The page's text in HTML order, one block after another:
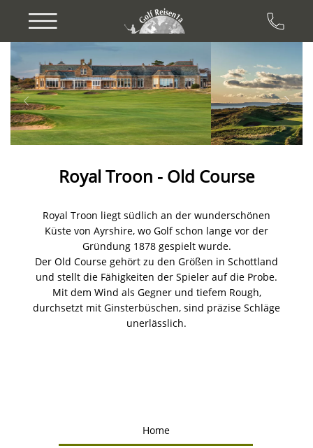
Previous
Royal Troon - Old Course
Royal Troon liegt südlich an der wunderschönen
Küste von Ayrshire, wo Golf schon lange vor der
Gründung 1878 gespielt wurde.
Der Old Course gehört zu den Größen in Schottland
und stellt die Fähigkeiten der Spieler auf die Probe.
Mit dem Wind als Gegner und tiefem Rough,
durchsetzt mit Ginsterbüschen, sind präzise Schläge
unerlässlich.
Home